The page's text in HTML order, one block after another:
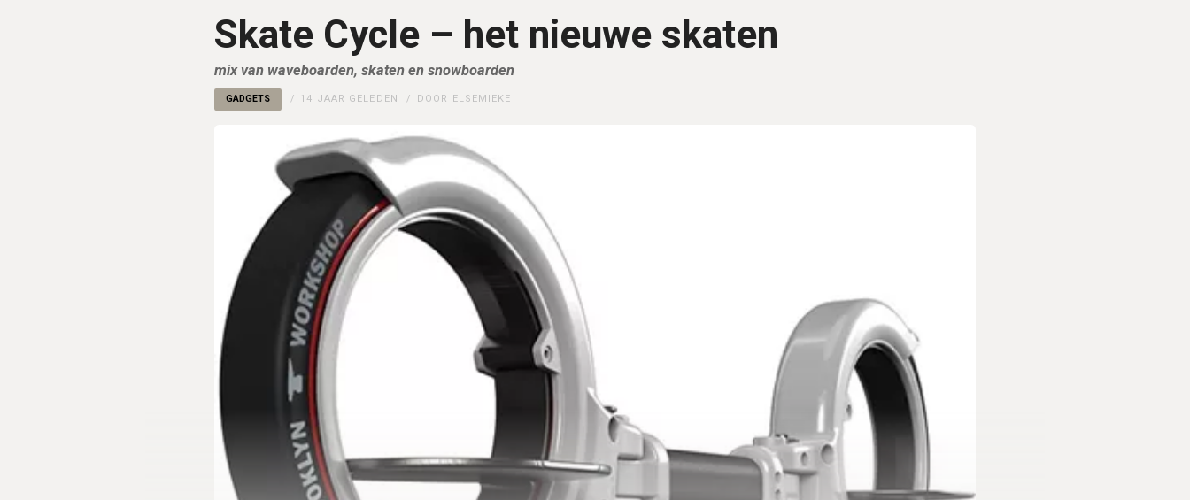
Skate Cycle – het nieuwe skaten
mix van waveboarden, skaten en snowboarden
GADGETS 14 JAAR GELEDEN DOOR ELSEMIEKE